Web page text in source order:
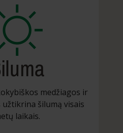
medžiagos ir
šilumą visais
laikais.